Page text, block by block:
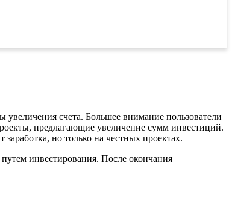
счета. Большее внимание пользователи
предлагающие увеличение сумм инвестиций.
но только на честных проектах.
инвестирования. После окончания